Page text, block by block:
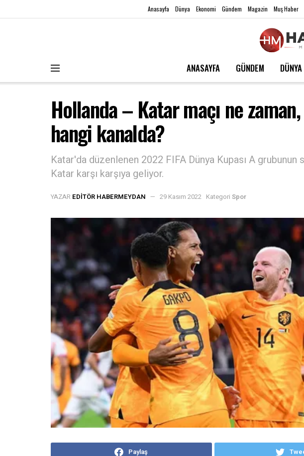
Anasayfa Dünya Ekonomi Gündem Magazin Muş Haber
ANASAYFA GÜNDEM DÜNYA
Hollanda – Katar maçı ne
hangi kanalda?
Katar'da düzenlenen 2022 FIFA Dünya Kupası A grubunun
Katar karşı karşıya geliyor.
YAZAR EDITÖR HABERMEYDAN 29 Kasım 2022 Kategori Spor
Paylaş